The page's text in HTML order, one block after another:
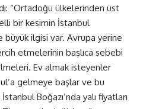
“Ortadoğu ülkelerinden üst
bir kesimin İstanbul
büyük ilgisi var. Avrupa yerine
etmelerinin başlıca sebebi
Ev almak isteyenler
gelmeye başlar ve bu
Boğazı’nda yalı fiyatları